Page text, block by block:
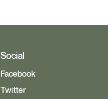
Social
Facebook
Twitter